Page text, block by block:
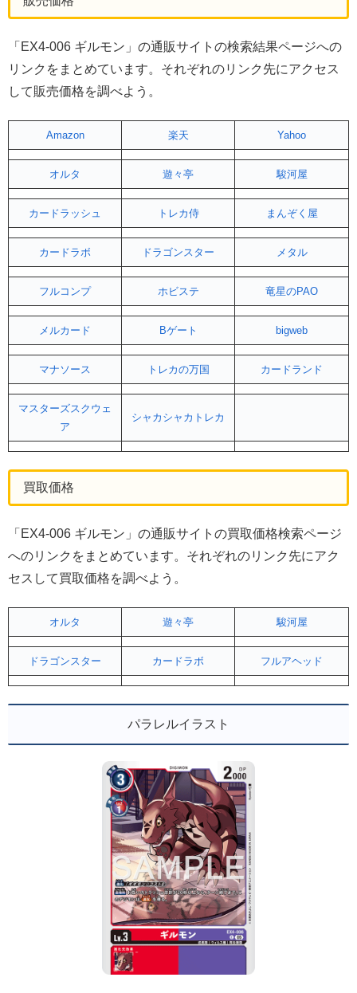
「EX4-006 ギルモン」の通販サイトの検索結果ページへの
リンクをまとめています。それぞれのリンク先にアクセス
して販売価格を調べよう。
Amazon 楽天 Yahoo
オルタ 遊々亭 駿河屋
カードラッシュ トレカ侍 まんぞく屋
カードラボ ドラゴンスター メタル
フルコンプ ホビステ 竜星のPAO
メルカード Bゲート bigweb
マナソース トレカの万国 カードランド
マスターズスクウェ
ア
シャカシャカトレカ
買取価格
「EX4-006 ギルモン」の通販サイトの買取価格検索ページ
へのリンクをまとめています。それぞれのリンク先にアク
セスして買取価格を調べよう。
オルタ 遊々亭 駿河屋
ドラゴンスター カードラボ フルアヘッド
パラレルイラスト